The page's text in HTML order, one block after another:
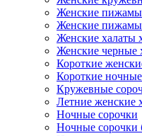
Женские пижамы
Женские пижамы
Женские халаты
Женские черные
Короткие
Короткие
Кружевные
Летние женские
Ночные сорочки
Ночные сорочки